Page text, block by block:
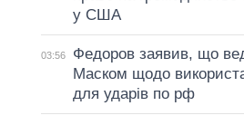
у США
03:56
Федоров заявив, що
Маском щодо
для ударів по рф